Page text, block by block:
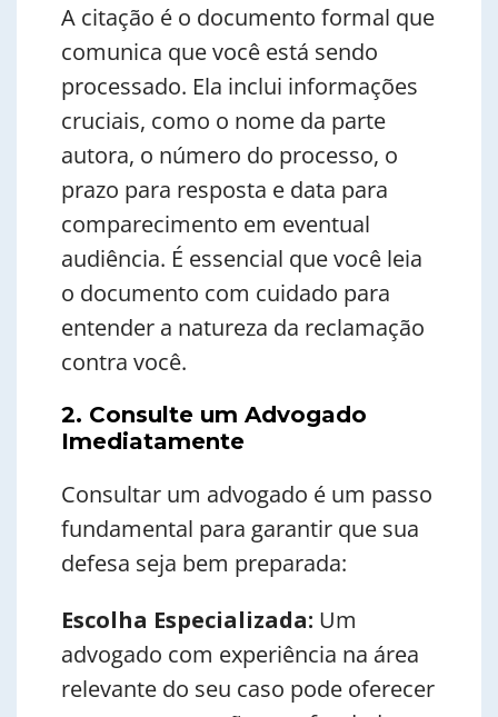
A citação é o documento formal que
comunica que você está sendo
processado. Ela inclui informações
cruciais, como o nome da parte
autora, o número do processo, o
prazo para resposta e data para
comparecimento em eventual
audiência. É essencial que você leia
o documento com cuidado para
entender a natureza da reclamação
contra você.
2. Consulte um Advogado
Imediatamente
Consultar um advogado é um passo
fundamental para garantir que sua
defesa seja bem preparada:
Escolha Especializada: Um
advogado com experiência na área
relevante do seu caso pode oferecer